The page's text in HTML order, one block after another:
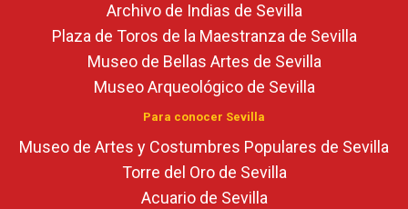
Archivo de Indias de Sevilla
Plaza de Toros de la Maestranza de Sevilla
Museo de Bellas Artes de Sevilla
Museo Arqueológico de Sevilla
Para conocer Sevilla
Museo de Artes y Costumbres Populares de Sevilla
Torre del Oro de Sevilla
Acuario de Sevilla